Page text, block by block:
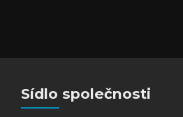
Sídlo společnosti